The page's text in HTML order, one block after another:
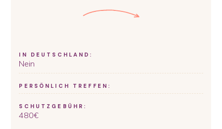
IN DEUTSCHLAND:
Nein
PERSÖNLICH TREFFEN:
SCHUTZGEBÜHR:
480€